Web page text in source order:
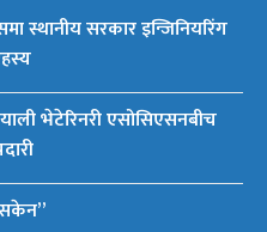
स्थानीय सरकार इन्जिनियरिंग
भेटेरिनरी एसोसिएसनबीच
सकेन”